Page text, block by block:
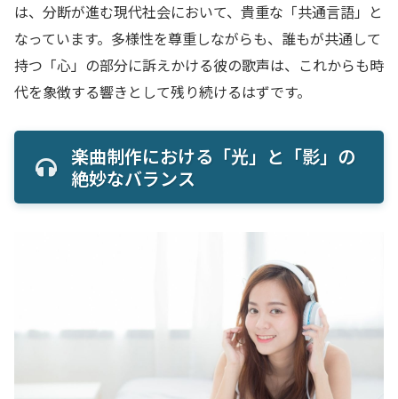
は、分断が進む現代社会において、貴重な「共通言語」と
なっています。多様性を尊重しながらも、誰もが共通して
持つ「心」の部分に訴えかける彼の歌声は、これからも時
代を象徴する響きとして残り続けるはずです。
楽曲制作における「光」と「影」の
絶妙なバランス